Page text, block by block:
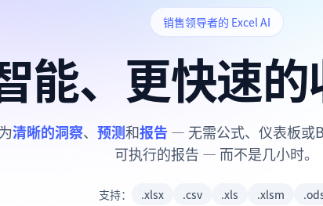
运营
销售
新手指南
帮助文档
提示词库
销售领导者的 Excel AI
能、更快速
清晰的洞察、 预测和报告 — 无需公式、仪表板或
可执行的报告 — 而不是几小时。
支持： .xlsx .csv .xls .xlsm